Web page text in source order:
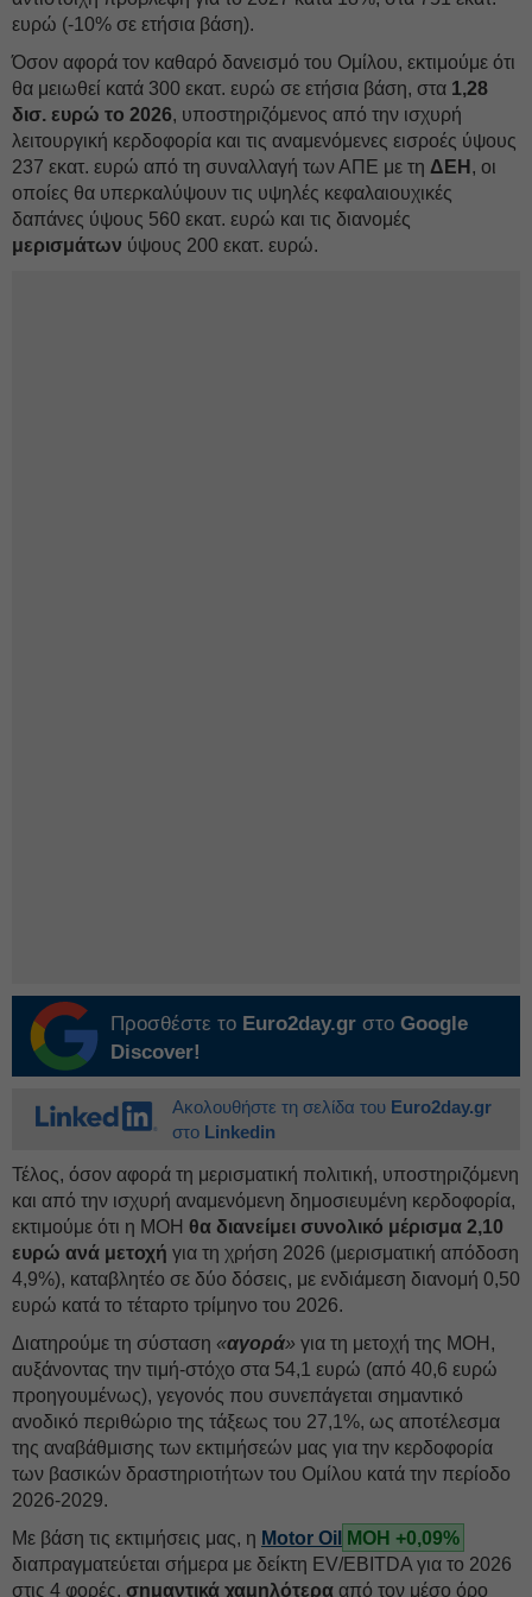
ευρώ (-10% σε ετήσια βάση).
Όσον αφορά τον καθαρό δανεισμό του Ομίλου, εκτιμούμε ότι
θα μειωθεί κατά 300 εκατ. ευρώ σε ετήσια βάση, στα 1,28
δισ. ευρώ το 2026, υποστηριζόμενος από την ισχυρή
λειτουργική κερδοφορία και τις αναμενόμενες εισροές ύψους
237 εκατ. ευρώ από τη συναλλαγή των ΑΠΕ με τη ΔEΗ , οι
οποίες θα υπερκαλύψουν τις υψηλές κεφαλαιουχικές
δαπάνες ύψους 560 εκατ. ευρώ και τις διανομές
μερισμάτων ύψους 200 εκατ. ευρώ.
Προσθέστε το Euro2day.gr στο Google
Discover!
Ακολουθήστε τη σελίδα του Euro2day.gr
στο Linkedin
Τέλος, όσον αφορά τη μερισματική πολιτική, υποστηριζόμενη
και από την ισχυρή αναμενόμενη δημοσιευμένη κερδοφορία,
εκτιμούμε ότι η MOH θα διανείμει συνολικό μέρισμα 2,10
ευρώ ανά μετοχή για τη χρήση 2026 (μερισματική απόδοση
4,9%), καταβλητέο σε δύο δόσεις, με ενδιάμεση διανομή 0,50
ευρώ κατά το τέταρτο τρίμηνο του 2026.
Διατηρούμε τη σύσταση «αγορά» για τη μετοχή της MOH,
αυξάνοντας την τιμή-στόχο στα 54,1 ευρώ (από 40,6 ευρώ
προηγουμένως), γεγονός που συνεπάγεται σημαντικό
ανοδικό περιθώριο της τάξεως του 27,1%, ως αποτέλεσμα
της αναβάθμισης των εκτιμήσεών μας για την κερδοφορία
των βασικών δραστηριοτήτων του Ομίλου κατά την περίοδο
2026-2029.
Με βάση τις εκτιμήσεις μας, η Motor Oil
ΜΟΗ +0,09%
διαπραγματεύεται σήμερα με δείκτη EV/EBITDA για το 2026
στις 4 φορές, σημαντικά χαμηλότερα από τον μέσο όρο